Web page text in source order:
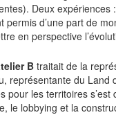
Deux
permis d’une part de
en perspective
Btraitait de la
représentante du
pour les territoires
le lobbying et la